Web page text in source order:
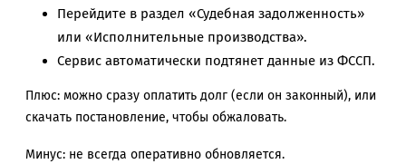
Перейдите в раздел «Судебная задолженность»
или «Исполнительные производства».
Сервис автоматически подтянет данные из ФССП.
Плюс: можно сразу оплатить долг (если он законный), или
скачать постановление, чтобы обжаловать.
Минус: не всегда оперативно обновляется.